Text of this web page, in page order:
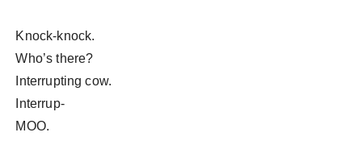
Knock-knock.
Who’s there?
Interrupting cow.
Interrup-
MOO.